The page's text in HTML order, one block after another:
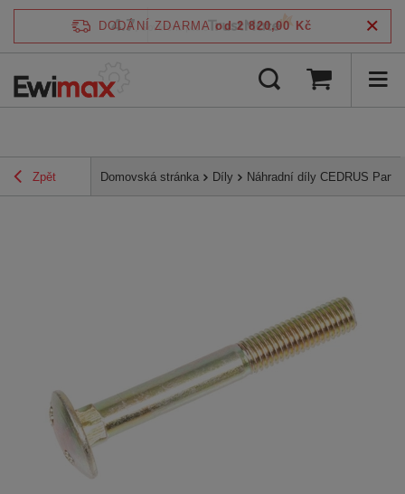
DODÁNÍ ZDARMA od 2 820,00 Kč
Zpět Domovská stránka Díly Náhradní díly CEDRUS Parts
4.7 /5 ověřeno podle